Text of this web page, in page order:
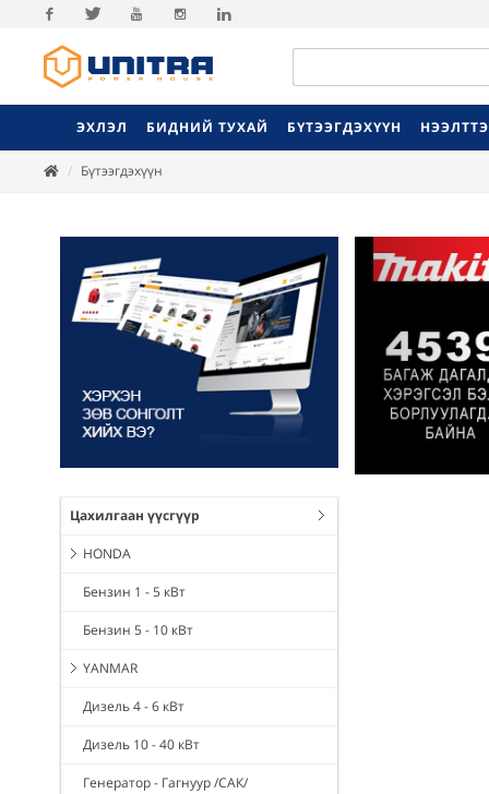
Facebook
ЭХЛЭЛ БИДНИЙ ТУХАЙ БҮТЭЭГДЭХҮҮН
Бүтээгдэхүүн
Цахилгаан үүсгүүр
HONDA
Бензин 1 - 5 кВт
Бензин 5 - 10 кВт
YANMAR
Дизель 4 - 6 кВт
Дизель 10 - 40 кВт
Генератор - Гагнуур /САК/